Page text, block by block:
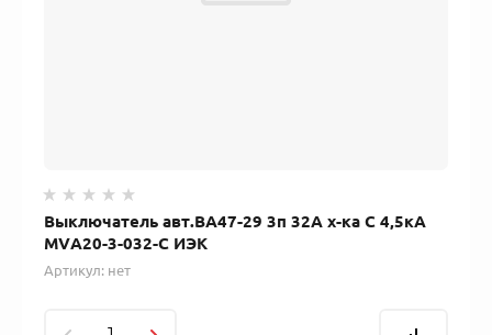
Выключатель авт.BA47-29 3п 32А х-ка С 4,5кА
MVA20-3-032-C ИЭК
Артикул: нет